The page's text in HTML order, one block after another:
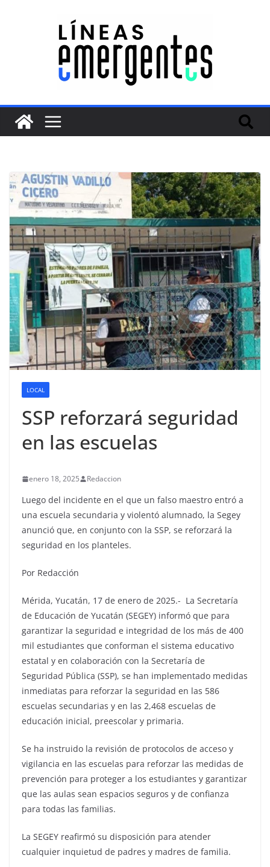
LOCAL
SSP reforzará seguridad
en las escuelas
enero 18, 2025 Redaccion
Luego del incidente en el que un falso maestro entró a
una escuela secundaria y violentó alumnado, la Segey
anunció que, en conjunto con la SSP, se reforzará la
seguridad en los planteles.
Por Redacción
Mérida, Yucatán, 17 de enero de 2025.- La Secretaría
de Educación de Yucatán (SEGEY) informó que para
garantizar la seguridad e integridad de los más de 400
mil estudiantes que conforman el sistema educativo
estatal y en colaboración con la Secretaría de
Seguridad Pública (SSP), se han implementado medidas
inmediatas para reforzar la seguridad en las 586
escuelas secundarias y en las 2,468 escuelas de
educación inicial, preescolar y primaria.
Se ha instruido la revisión de protocolos de acceso y
vigilancia en las escuelas para reforzar las medidas de
prevención para proteger a los estudiantes y garantizar
que las aulas sean espacios seguros y de confianza
para todas las familias.
La SEGEY reafirmó su disposición para atender
cualquier inquietud de padres y madres de familia.